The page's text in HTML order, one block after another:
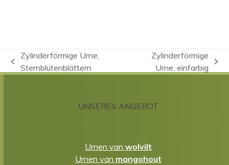
vorheriger
Zylinderförmige Urne,
Sternblütenblättern
Nächster
Zylinderförmige
Urne, einfarbig
UNSERES ANGEBOT
Urnen van wolvilt
Urnen van mangohout